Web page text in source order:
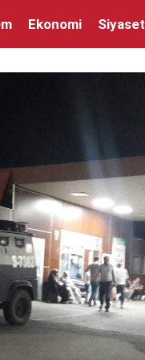
Ekonomi Siyaset